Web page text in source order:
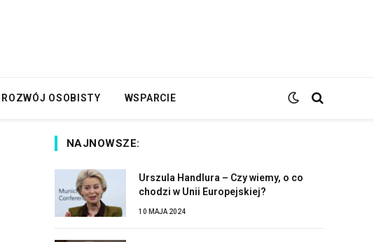
ROZWÓJ OSOBISTY WSPARCIE
NAJNOWSZE:
Urszula Handlura – Czy wiemy, o co
chodzi w Unii Europejskiej?
10 MAJA 2024